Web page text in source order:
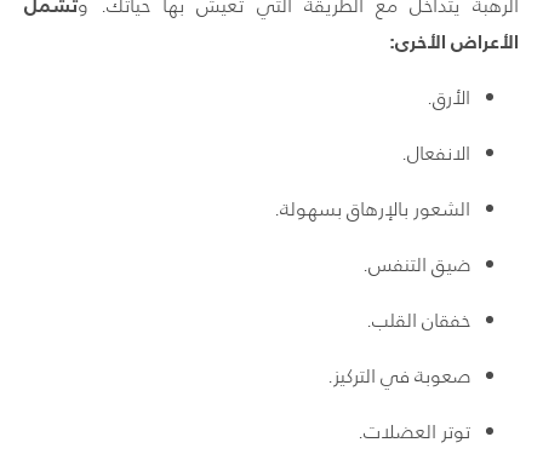
الأعراض الأخرى:
الأرق.
الانفعال.
الشعور بالإرهاق بسهولة.
ضيق التنفس.
خفقان القلب.
صعوبة في التركيز.
توتر العضلات.